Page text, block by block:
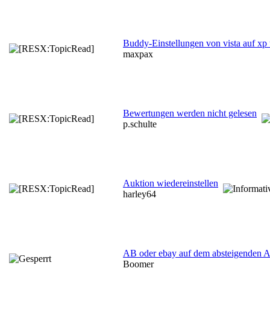
Buddy-Einstellungen von vista auf xp
maxpax
Bewertungen werden nicht gelesen
p.schulte
Auktion wiedereinstellen
harley64
AB oder ebay auf dem absteigenden
Boomer